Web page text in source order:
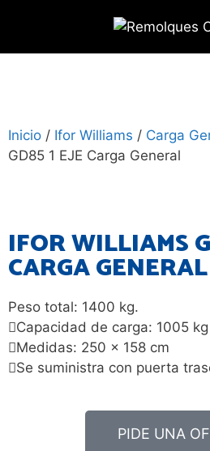
Inicio / Ifor Williams / Carga
GD85 1 EJE Carga General
IFOR WILLIAMS
CARGA GENERAL
Peso total: 1400 kg.
Capacidad de carga: 1005 kg
Medidas: 250 x 158 cm
Se suministra con puerta
PIDE UNA